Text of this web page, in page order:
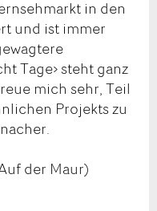
in den
und ist immer
Tage› steht ganz
mich sehr, Teil
Projekts zu
der Maur)